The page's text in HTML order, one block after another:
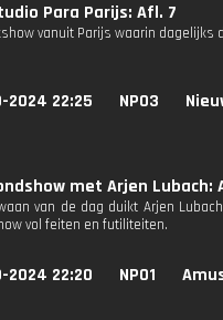
Para Parijs: Afl. 7
vanuit Parijs waarin dagelijks
2024 22:25 NPO3
met Arjen Lubach:
van de dag duikt Arjen
vol feiten en futiliteiten.
2024 22:20 NPO1